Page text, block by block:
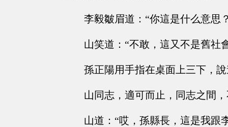
李毅皺眉道：“你這是什么意思
山笑道：“不敢，這又不是舊社
孫正陽用手指在桌面上三下，說
山同志，適可而止，同志之間
山道：“哎，孫縣長，這是我跟